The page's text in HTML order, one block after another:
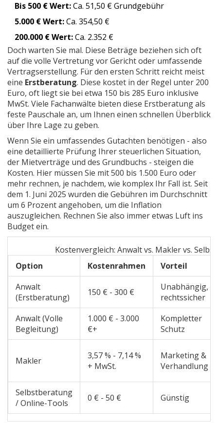
Bis 500 € Wert:Ca. 51,50 € Grundgebühr
5.000 € Wert:Ca. 354,50 €
200.000 € Wert:Ca. 2.352 €
Doch warten Sie mal. Diese Beträge beziehen sich oft
auf die volle Vertretung vor Gericht oder umfassende
Vertragserstellung. Für den ersten Schritt reicht meist
eine Erstberatung. Diese kostet in der Regel unter 200
Euro, oft liegt sie bei etwa 150 bis 285 Euro inklusive
MwSt. Viele Fachanwälte bieten diese Erstberatung als
feste Pauschale an, um Ihnen einen schnellen Überblick
über Ihre Lage zu geben.
Wenn Sie ein umfassendes Gutachten benötigen - also
eine detaillierte Prüfung Ihrer steuerlichen Situation,
der Mietverträge und des Grundbuchs - steigen die
Kosten. Hier müssen Sie mit 500 bis 1.500 Euro oder
mehr rechnen, je nachdem, wie komplex Ihr Fall ist. Seit
dem 1. Juni 2025 wurden die Gebühren im Durchschnitt
um 6 Prozent angehoben, um die Inflation
auszugleichen. Rechnen Sie also immer etwas Luft ins
Budget ein.
Kostenvergleich: Anwalt vs. Makler vs.
Option
Kostenrahmen
Vorteil
Anwalt
(Erstberatung)
150 € - 300 €
Unabhängig,
rechtssicher
Anwalt (Volle
Begleitung)
1.000 € - 3.000
€+
Kompletter
Schutz
Makler
3,57 % - 7,14 %
+ MwSt.
Marketing &
Verhandlung
Selbstberatung
/ Online-Tools
0 € - 50 € Günstig